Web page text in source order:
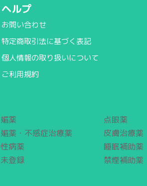
ヘルプ
お問い合わせ
特定商取引法に基づく表記
個人情報の取り扱いについて
ご利用規約
媚薬
媚薬・不感症治療薬
性病薬
未登録
点眼薬
皮膚治療薬
睡眠補助薬
禁煙補助薬